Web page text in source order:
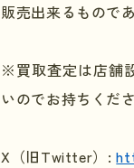
販売出来るもので
※買取査定は店舗
いのでお持ちくだ
X （旧Twitter） :